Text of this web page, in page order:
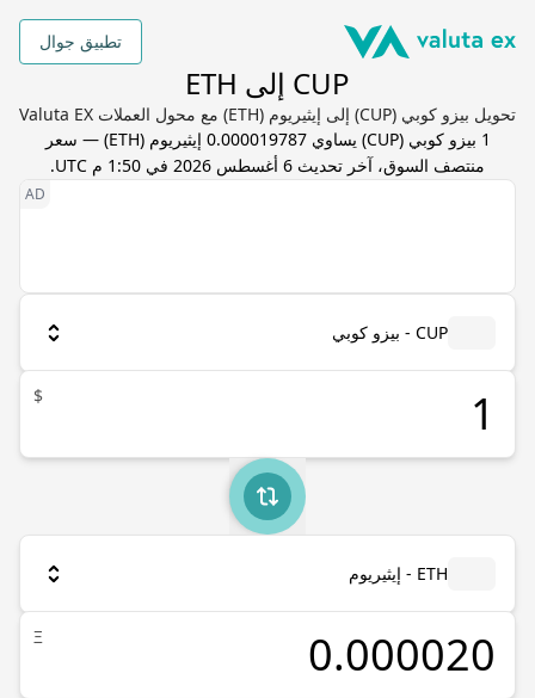
تطبيق جوال
CUP إلى ETH
تحويل بيزو كوبي (CUP) إلى إيثيريوم (ETH) مع محول العملات Valuta EX
1 بيزو كوبي (
CUP) يساوي0.000019787 إيثيريوم (
ETH) — سعر
منتصف السوق، آخر تحديث 6 أغسطس 2026 في 1:50 م UTC .
CUP - بيزو كوبي
$
ETH - إيثيريوم
Ξ